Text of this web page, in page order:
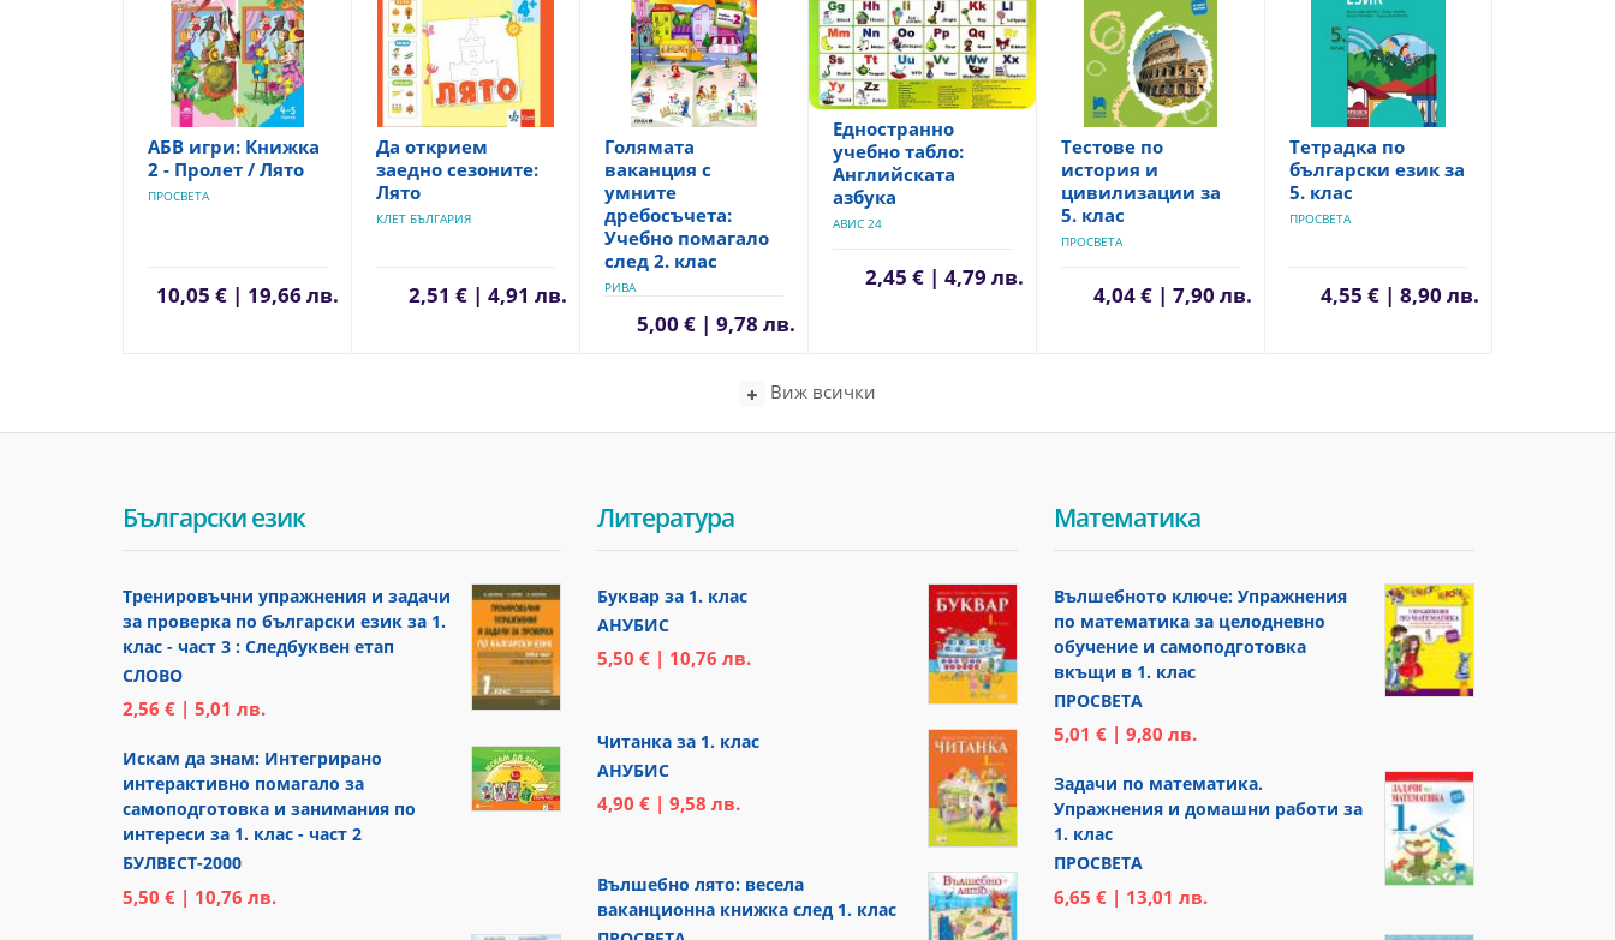
АБВ игри: Книжка
2 - Пролет / Лято
ПРОСВЕТА
10,05 € | 19,66 лв.
Да открием
заедно сезоните:
Лято
КЛЕТ БЪЛГАРИЯ
2,51 € | 4,91 лв.
Голямата
ваканция с
умните
дребосъчета:
Учебно помагало
след 2. клас
РИВА
5,00 € | 9,78 лв.
Едностранно
учебно табло:
Английската
азбука
АВИС 24
2,45 € | 4,79 лв.
Тестове по
история и
цивилизации за
5. клас
ПРОСВЕТА
4,04 € | 7,90 лв.
Тетрадка по
български език за
5. клас
ПРОСВЕТА
4,55 € | 8,90 лв.
Виж всички
Български език
Тренировъчни упражнения и задачи
за проверка по български език за 1.
клас - част 3 : Следбуквен етап
СЛОВО
2,56 € | 5,01 лв.
Искам да знам: Интегрирано
интерактивно помагало за
самоподготовка и занимания по
интереси за 1. клас - част 2
БУЛВЕСТ-2000
5,50 € | 10,76 лв.
Литература
Буквар за 1. клас
АНУБИС
5,50 € | 10,76 лв.
Читанка за 1. клас
АНУБИС
4,90 € | 9,58 лв.
Вълшебно лято: весела
ваканционна книжка след 1. клас
Математика
Вълшебното ключе: Упражнения
по математика за целодневно
обучение и самоподготовка
вкъщи в 1. клас
ПРОСВЕТА
5,01 € | 9,80 лв.
Задачи по математика.
Упражнения и домашни работи за
1. клас
ПРОСВЕТА
6,65 € | 13,01 лв.